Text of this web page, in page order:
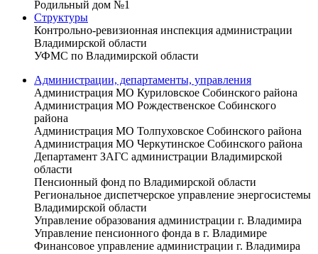
Родильный дом №1
Структуры
Контрольно-ревизионная инспекция администрации
Владимирской области
УФМС по Владимирской области
Администрации, департаменты, управления
Администрация МО Куриловское Собинского района
Администрация МО Рождественское Собинского
района
Администрация МО Толпуховское Собинского района
Администрация МО Черкутинское Собинского района
Департамент ЗАГС администрации Владимирской
области
Пенсионный фонд по Владимирской области
Региональное диспетчерское управление энергосистемы
Владимирской области
Управление образования администрации г. Владимира
Управление пенсионного фонда в г. Владимире
Финансовое управление администрации г. Владимира